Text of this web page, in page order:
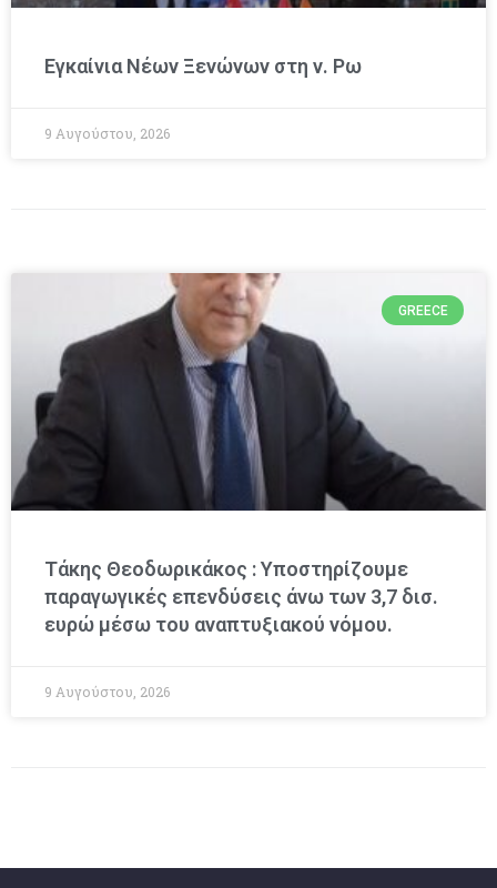
Εγκαίνια Νέων Ξενώνων στη ν. Ρω
9 Αυγούστου, 2026
GREECE
Τάκης Θεοδωρικάκος : Υποστηρίζουμε
παραγωγικές επενδύσεις άνω των 3,7 δισ.
ευρώ μέσω του αναπτυξιακού νόμου.
9 Αυγούστου, 2026